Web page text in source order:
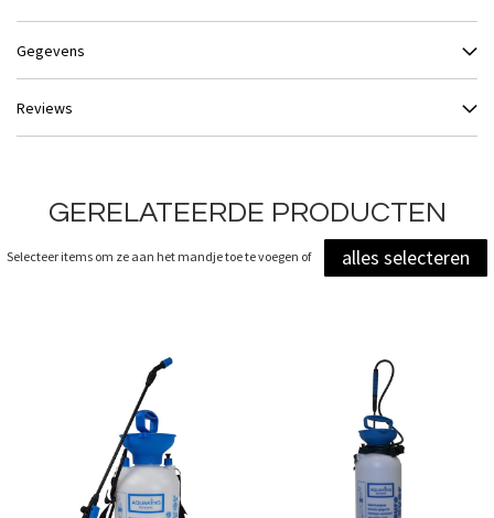
Gegevens
Reviews
GERELATEERDE PRODUCTEN
Selecteer items om ze aan het mandje toe te voegen of alles selecteren